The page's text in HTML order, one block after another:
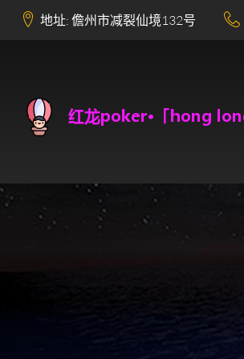
地址: 儋州市减裂仙境132号